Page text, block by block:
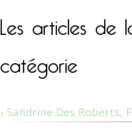
Les articles de
catégorie
Sandrine Des Roberts,